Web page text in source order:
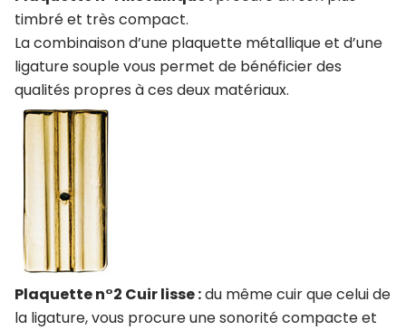
timbré et très compact.
La combinaison d’une plaquette métallique et d’une
ligature souple vous permet de bénéficier des
qualités propres à ces deux matériaux.
Plaquette n°2 Cuir lisse :du même cuir que celui de
la ligature, vous procure une sonorité compacte et